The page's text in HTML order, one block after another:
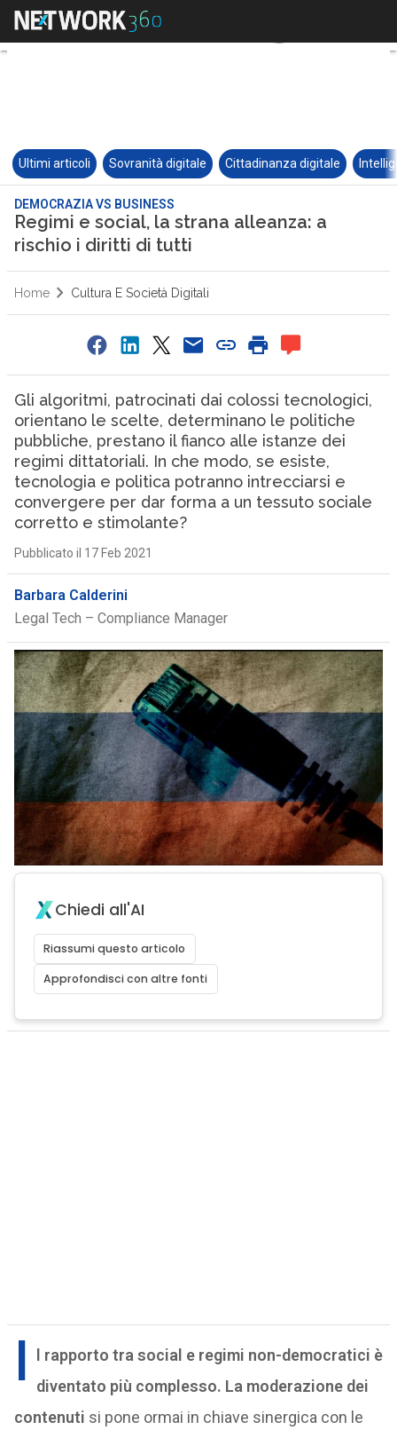
Ultimi articoli Sovranità digitale Cittadinanza digitale
DEMOCRAZIA VS BUSINESS
Regimi e social, la strana alleanza: a
rischio i diritti di tutti
Home Cultura E Società Digitali
Gli algoritmi, patrocinati dai colossi tecnologici,
orientano le scelte, determinano le politiche
pubbliche, prestano il fianco alle istanze dei
regimi dittatoriali. In che modo, se esiste,
tecnologia e politica potranno intrecciarsi e
convergere per dar forma a un tessuto sociale
corretto e stimolante?
Pubblicato il 17 Feb 2021
Barbara Calderini
Legal Tech – Compliance Manager
Chiedi all'AI
Riassumi questo articolo
Approfondisci con altre fonti
I
l rapporto tra social e regimi non-democratici è
diventato più complesso. La moderazione dei
contenuti si pone ormai in chiave sinergica con le